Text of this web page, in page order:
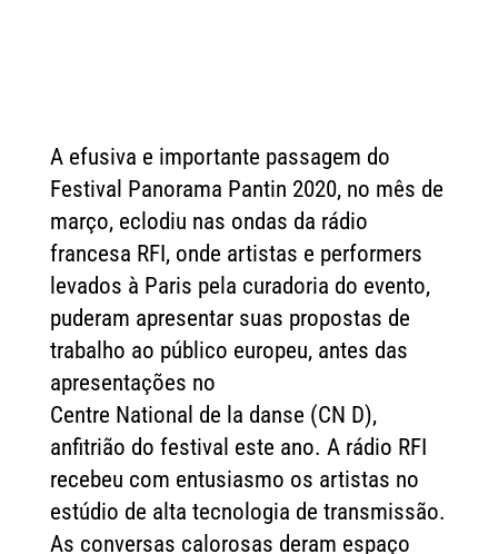
A efusiva e importante passagem do
Festival Panorama Pantin 2020, no mês de
março, eclodiu nas ondas da rádio
francesa RFI, onde artistas e performers
levados à Paris pela curadoria do evento,
puderam apresentar suas propostas de
trabalho ao público europeu, antes das
apresentações no
Centre National de la danse (CN D),
anfitrião do festival este ano. A rádio RFI
recebeu com entusiasmo os artistas no
estúdio de alta tecnologia de transmissão.
As conversas calorosas deram espaço